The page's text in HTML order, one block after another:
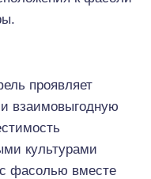
проявляет
взаимовыгодную
культурами
фасолью вместе